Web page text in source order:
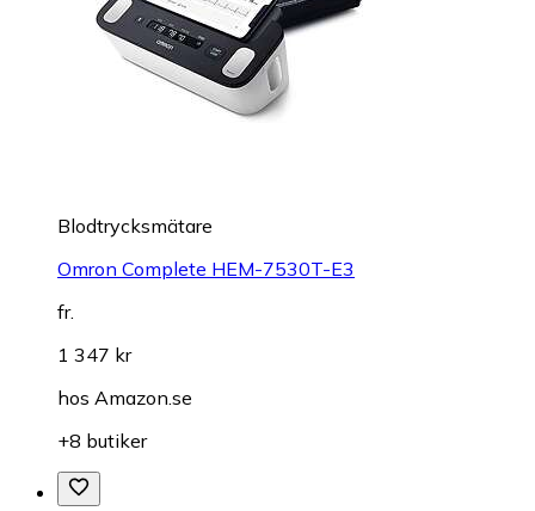
Blodtrycksmätare
Omron Complete HEM-7530T-E3
fr.
1 347 kr
hos Amazon.se
+8 butiker